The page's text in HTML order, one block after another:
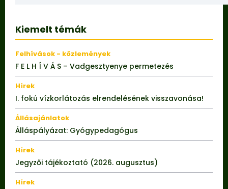
Kiemelt témák
Felhívások - közlemények
F E L H Í V Á S – Vadgesztyenye permetezés
Hírek
I. fokú vízkorlátozás elrendelésének visszavonása!
Állásajánlatok
Álláspályázat: Gyógypedagógus
Hírek
Jegyzői tájékoztató (2026. augusztus)
Hírek